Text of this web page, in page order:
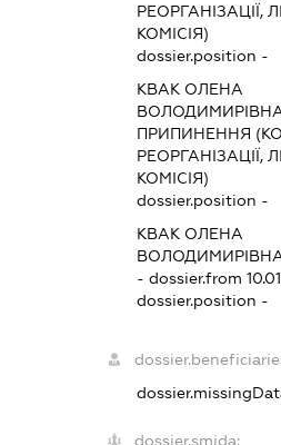
РЕОРГАНІЗАЦІЇ,
КОМІСІЯ)
dossier.position -
КВАК ОЛЕНА
ПРИПИНЕННЯ
РЕОРГАНІЗАЦІЇ,
КОМІСІЯ)
dossier.position -
КВАК ОЛЕНА
- dossier.from
dossier.position -
dossier.smida: